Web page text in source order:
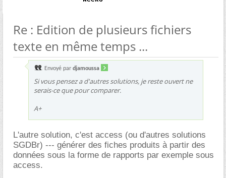
Re : Edition de plusieurs fichiers
texte en même temps ...
Envoyé par djamoussa
Si vous pensez a d'autres solutions, je reste ouvert ne
serais-ce que pour comparer.
A+
L'autre solution, c'est access (ou d'autres solutions
SGDBr) --- générer des fiches produits à partir des
données sous la forme de rapports par exemple sous
access.